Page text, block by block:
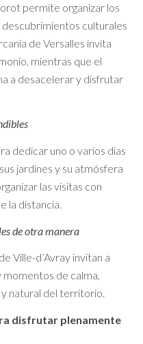
permite organizar los
culturales
de Versalles invita
mientras que el
a desacelerar y disfrutar
dedicar uno o varios días
jardines y su atmósfera
las visitas con
la distancia.
de otra manera
Ville-d’Avray invitan a
momentos de calma,
natural del territorio.
disfrutar plenamente